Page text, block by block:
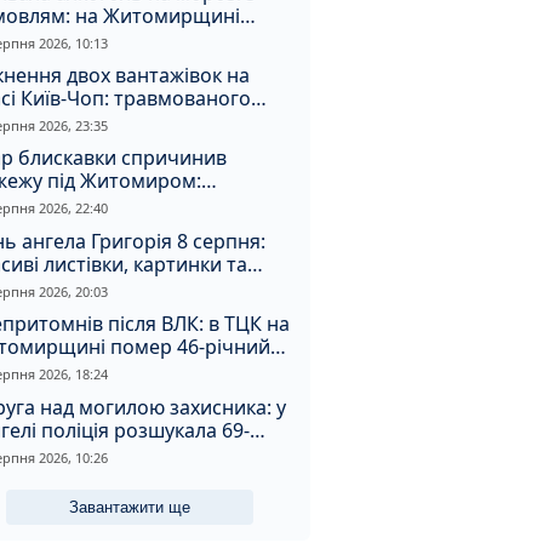
на Житомирщині
матір, через яку дитина
обмороження
2026, 10:13
двох вантажівок на
Київ-Чоп: травмованого
забрали до лікарні
2026, 23:35
блискавки спричинив
під Житомиром:
витягли з вогню
2026, 22:40
ангела Григорія 8 серпня:
листівки, картинки та
привітання
2026, 20:03
після ВЛК: в ТЦК на
помер 46-річний
2026, 18:24
над могилою захисника: у
поліція розшукала 69-
зловмисника
2026, 10:26
Завантажити ще